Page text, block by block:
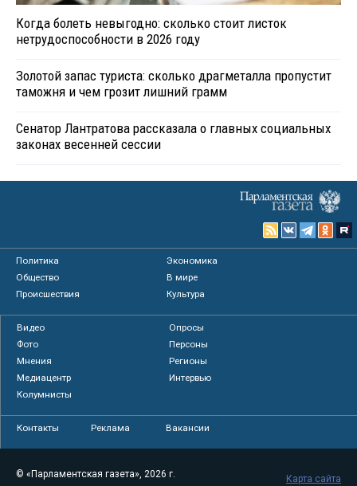
Когда болеть невыгодно: сколько стоит листок
нетрудоспособности в 2026 году
Золотой запас туриста: сколько драгметалла пропустит
таможня и чем грозит лишний грамм
Сенатор Лантратова рассказала о главных социальных
законах весенней сессии
Политика
Экономика
Общество
В мире
Происшествия
Культура
Видео
Опросы
Фото
Персоны
Мнения
Регионы
Медиацентр
Интервью
Колумнисты
Контакты Реклама Вакансии
© «Парламентская газета», 2026 г.
Карта сайта